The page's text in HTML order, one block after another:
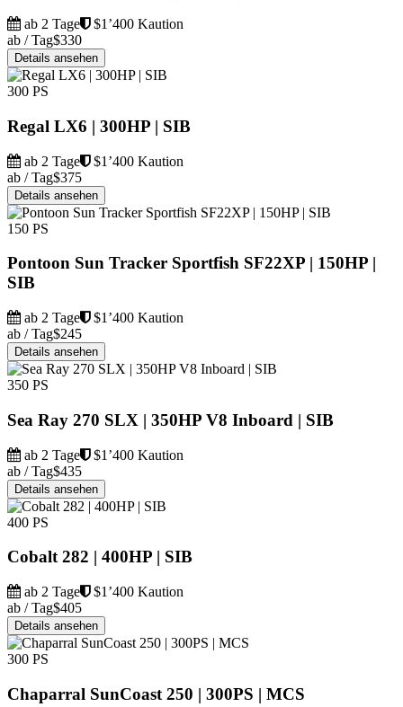
ab 2 Tage
$1’400 Kaution
ab / Tag$330
Details ansehen
300 PS
Regal LX6 | 300HP | SIB
ab 2 Tage
$1’400 Kaution
ab / Tag$375
Details ansehen
150 PS
Pontoon Sun Tracker Sportfish SF22XP | 150HP |
SIB
ab 2 Tage
$1’400 Kaution
ab / Tag$245
Details ansehen
350 PS
Sea Ray 270 SLX | 350HP V8 Inboard | SIB
ab 2 Tage
$1’400 Kaution
ab / Tag$435
Details ansehen
400 PS
Cobalt 282 | 400HP | SIB
ab 2 Tage
$1’400 Kaution
ab / Tag$405
Details ansehen
300 PS
Chaparral SunCoast 250 | 300PS | MCS